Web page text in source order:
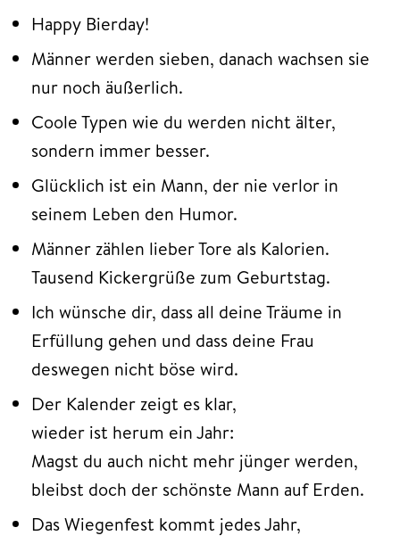
Happy Bierday!
Männer werden sieben, danach wachsen sie
nur noch äußerlich.
Coole Typen wie du werden nicht älter,
sondern immer besser.
Glücklich ist ein Mann, der nie verlor in
seinem Leben den Humor.
Männer zählen lieber Tore als Kalorien.
Tausend Kickergrüße zum Geburtstag.
Ich wünsche dir, dass all deine Träume in
Erfüllung gehen und dass deine Frau
deswegen nicht böse wird.
Der Kalender zeigt es klar,
wieder ist herum ein Jahr:
Magst du auch nicht mehr jünger werden,
bleibst doch der schönste Mann auf Erden.
Das Wiegenfest kommt jedes Jahr,